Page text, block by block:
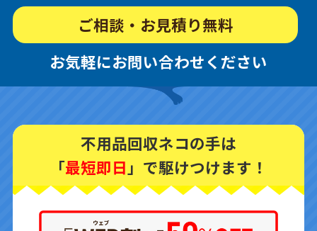
ご相談・お見積り無料
お気軽にお問い合わせください
不用品回収ネコの手は
「最短即日 」で駆けつけます！